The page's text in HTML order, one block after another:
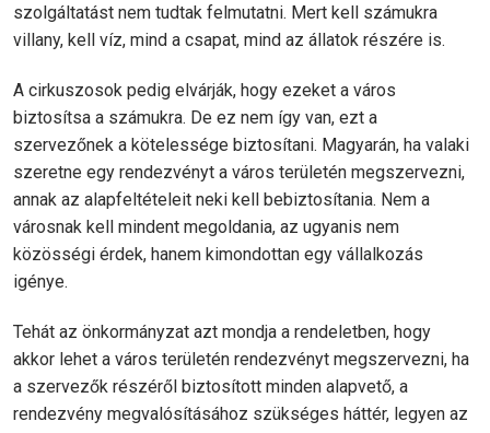
szolgáltatást nem tudtak felmutatni. Mert kell számukra
villany, kell víz, mind a csapat, mind az állatok részére is.
A cirkuszosok pedig elvárják, hogy ezeket a város
biztosítsa a számukra. De ez nem így van, ezt a
szervezőnek a kötelessége biztosítani. Magyarán, ha valaki
szeretne egy rendezvényt a város területén megszervezni,
annak az alapfeltételeit neki kell bebiztosítania. Nem a
városnak kell mindent megoldania, az ugyanis nem
közösségi érdek, hanem kimondottan egy vállalkozás
igénye.
Tehát az önkormányzat azt mondja a rendeletben, hogy
akkor lehet a város területén rendezvényt megszervezni, ha
a szervezők részéről biztosított minden alapvető, a
rendezvény megvalósításához szükséges háttér, legyen az